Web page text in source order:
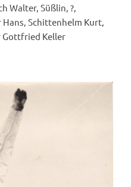
Walter, Süßlin, ?,
Schittenhelm Kurt,
Keller